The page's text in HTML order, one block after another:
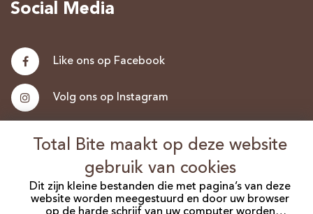
Social Media
Like ons op Facebook
Volg ons op Instagram
Nieuwsbrief
Total Bite maakt op deze website
gebruik van cookies
Dit zijn kleine bestanden die met pagina’s van deze
website worden meegestuurd en door uw browser